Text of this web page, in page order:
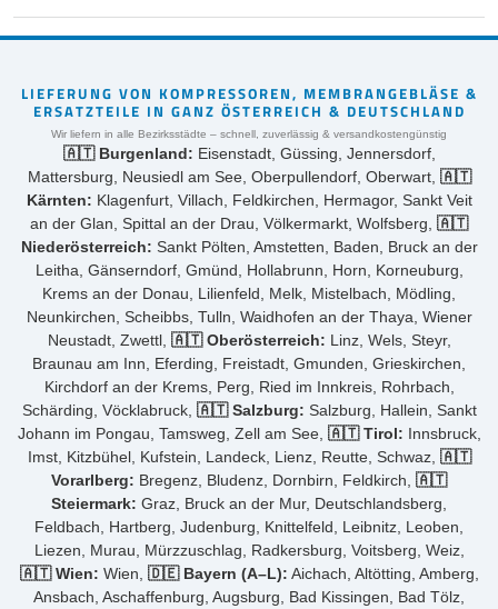
LIEFERUNG VON KOMPRESSOREN, MEMBRANGEBLÄSE &
ERSATZTEILE IN GANZ ÖSTERREICH & DEUTSCHLAND
Wir liefern in alle Bezirksstädte – schnell, zuverlässig & versandkostengünstig
🇦🇹 Burgenland: Eisenstadt, Güssing, Jennersdorf,
Mattersburg, Neusiedl am See, Oberpullendorf, Oberwart, 🇦🇹
Kärnten: Klagenfurt, Villach, Feldkirchen, Hermagor, Sankt Veit
an der Glan, Spittal an der Drau, Völkermarkt, Wolfsberg, 🇦🇹
Niederösterreich: Sankt Pölten, Amstetten, Baden, Bruck an der
Leitha, Gänserndorf, Gmünd, Hollabrunn, Horn, Korneuburg,
Krems an der Donau, Lilienfeld, Melk, Mistelbach, Mödling,
Neunkirchen, Scheibbs, Tulln, Waidhofen an der Thaya, Wiener
Neustadt, Zwettl, 🇦🇹 Oberösterreich: Linz, Wels, Steyr,
Braunau am Inn, Eferding, Freistadt, Gmunden, Grieskirchen,
Kirchdorf an der Krems, Perg, Ried im Innkreis, Rohrbach,
Schärding, Vöcklabruck, 🇦🇹 Salzburg: Salzburg, Hallein, Sankt
Johann im Pongau, Tamsweg, Zell am See, 🇦🇹 Tirol: Innsbruck,
Imst, Kitzbühel, Kufstein, Landeck, Lienz, Reutte, Schwaz, 🇦🇹
Vorarlberg: Bregenz, Bludenz, Dornbirn, Feldkirch, 🇦🇹
Steiermark: Graz, Bruck an der Mur, Deutschlandsberg,
Feldbach, Hartberg, Judenburg, Knittelfeld, Leibnitz, Leoben,
Liezen, Murau, Mürzzuschlag, Radkersburg, Voitsberg, Weiz,
🇦🇹 Wien: Wien, 🇩🇪 Bayern (A–L): Aichach, Altötting, Amberg,
Ansbach, Aschaffenburg, Augsburg, Bad Kissingen, Bad Tölz,